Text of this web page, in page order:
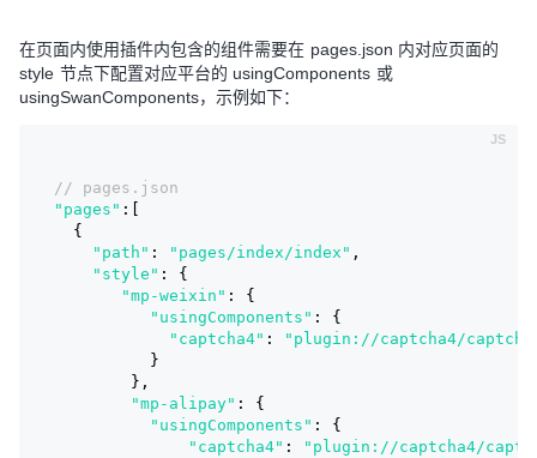
在页面内使用插件内包含的组件需要在 pages.json 内对应页面的
style 节点下配置对应平台的 usingComponents 或
usingSwanComponents，示例如下：
// pages.json
"pages" :[
  {
"path" : "pages/index/index" ,
"style" : {
"mp-weixin" : {
"usingComponents" : {
"captcha4" :
"plugin://captcha4/
          }
        },
"mp-alipay" : {
"usingComponents" : {
"captcha4" :
"plugin://captcha4/